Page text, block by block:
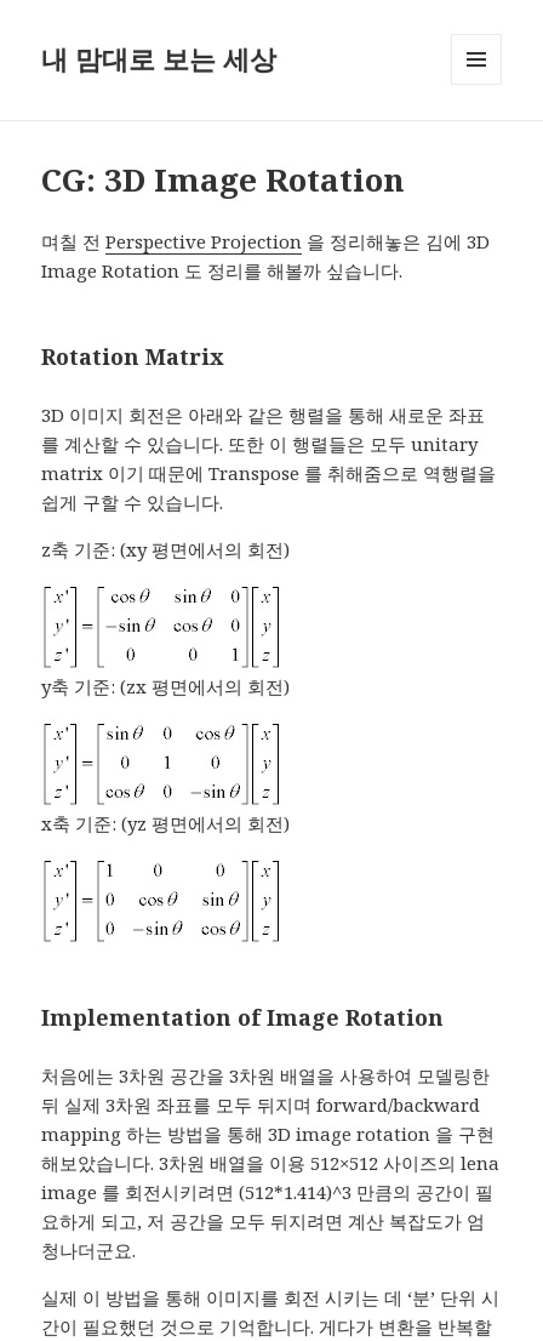
내 맘대로 보는 세상
CG: 3D Image Rotation
며칠 전Perspective Projection 을 정리해놓은 김에 3D
Image Rotation 도 정리를 해볼까 싶습니다.
Rotation Matrix
3D 이미지 회전은 아래와 같은 행렬을 통해 새로운 좌표
를 계산할 수 있습니다. 또한 이 행렬들은 모두 unitary
matrix 이기 때문에 Transpose 를 취해줌으로 역행렬을
쉽게 구할 수 있습니다.
z축 기준: (xy 평면에서의 회전)
y축 기준: (zx 평면에서의 회전)
x축 기준: (yz 평면에서의 회전)
Implementation of Image Rotation
처음에는 3차원 공간을 3차원 배열을 사용하여 모델링한
뒤 실제 3차원 좌표를 모두 뒤지며 forward/backward
mapping 하는 방법을 통해 3D image rotation 을 구현
해보았습니다. 3차원 배열을 이용 512×512 사이즈의 lena
image 를 회전시키려면 (512*1.414)^3 만큼의 공간이 필
요하게 되고, 저 공간을 모두 뒤지려면 계산 복잡도가 엄
청나더군요.
실제 이 방법을 통해 이미지를 회전 시키는 데 ‘분’ 단위 시
간이 필요했던 것으로 기억합니다. 게다가 변환을 반복할